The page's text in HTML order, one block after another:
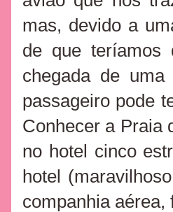
mas, devido a
de que teríamos
chegada de
passageiro pode
Conhecer a Praia
no hotel cinco
hotel
companhia aérea,